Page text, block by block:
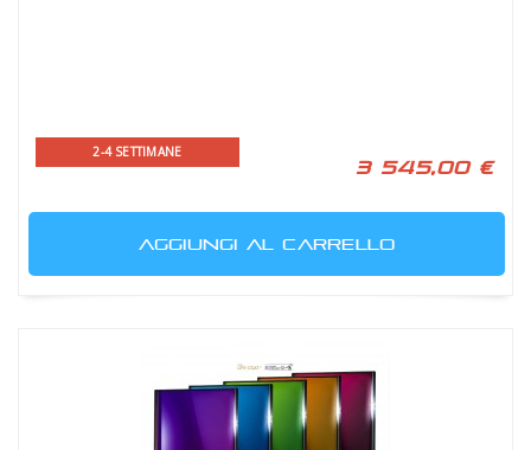
2-4 SETTIMANE
3 545,00 €
AGGIUNGI AL CARRELLO